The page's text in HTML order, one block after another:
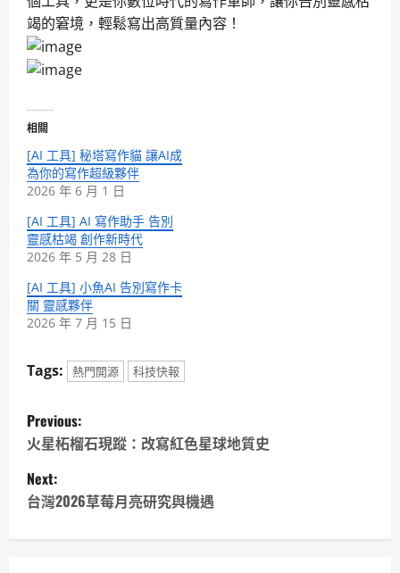
竭的窘境，輕鬆寫出高質量內容！
相關
[AI 工具] 秘塔寫作貓 讓AI成
為你的寫作超級夥伴
2026 年 6 月 1 日
[AI 工具] AI 寫作助手 告別
靈感枯竭 創作新時代
2026 年 5 月 28 日
[AI 工具] 小魚AI 告別寫作卡
關 靈感夥伴
2026 年 7 月 15 日
Tags: 熱門開源 科技快報
P
o
s
Previous:
火星柘榴石現蹤：改寫紅色星球地質史
Next:
台灣2026草莓月亮研究與機遇